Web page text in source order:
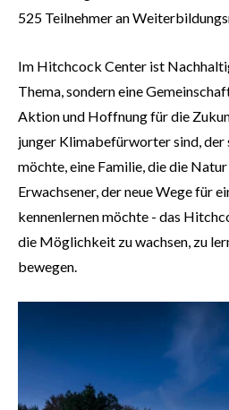
525 Teilnehmer an
Im Hitchcock Center ist
Thema, sondern eine
Aktion und Hoffnung für die
junger Klimabefürworter sind, der
möchte, eine Familie, die die
Erwachsener, der neue Wege für
kennenlernen möchte - das
die Möglichkeit zu wachsen, zu
bewegen.